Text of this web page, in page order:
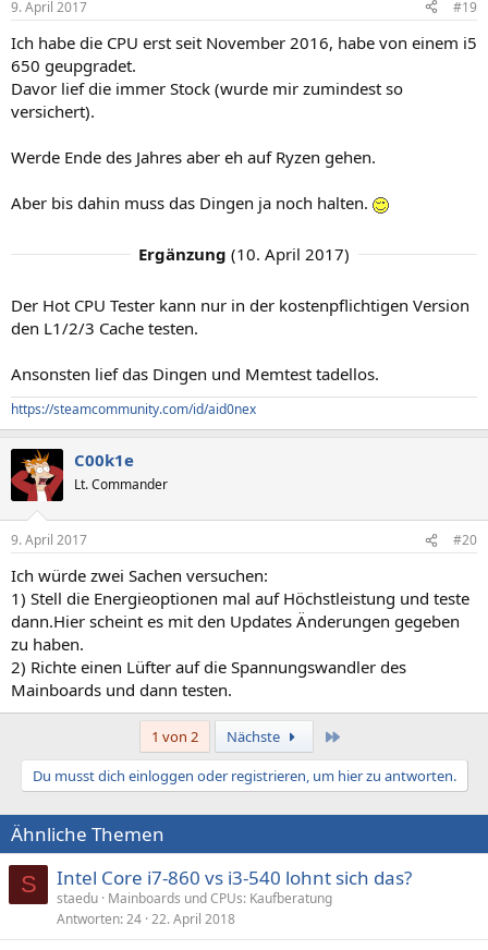
9. April 2017 #19
Ich habe die CPU erst seit November 2016, habe von einem i5
650 geupgradet.
Davor lief die immer Stock (wurde mir zumindest so
versichert).
Werde Ende des Jahres aber eh auf Ryzen gehen.
Aber bis dahin muss das Dingen ja noch halten.
Ergänzung (10. April 2017)
Der Hot CPU Tester kann nur in der kostenpflichtigen Version
den L1/2/3 Cache testen.
Ansonsten lief das Dingen und Memtest tadellos.
https://steamcommunity.com/id/aid0nex
C00k1e
Lt. Commander
9. April 2017 #20
Ich würde zwei Sachen versuchen:
1) Stell die Energieoptionen mal auf Höchstleistung und teste
dann.Hier scheint es mit den Updates Änderungen gegeben
zu haben.
2) Richte einen Lüfter auf die Spannungswandler des
Mainboards und dann testen.
1 von 2 Nächste
Du musst dich einloggen oder registrieren, um hier zu antworten.
Ähnliche Themen
S Intel Core i7-860 vs i3-540 lohnt sich das?
staedu Mainboards und CPUs: Kaufberatung
Antworten 24 22. April 2018